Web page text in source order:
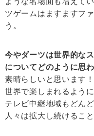
ツゲームはますますフ
う。
今やダーツは世界的な
についてどのように思
素晴らしいと思います
世界で楽しまれるよう
テレビ中継地域もどん
人々は拡大し続けるこ